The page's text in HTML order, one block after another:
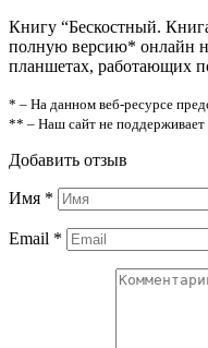
Книгу “Бескостный.
полную версию* онлайн
планшетах, работающих
* – На данном веб-ресурсе
** – Наш сайт не поддерживает
Добавить отзыв
Имя *
Email *